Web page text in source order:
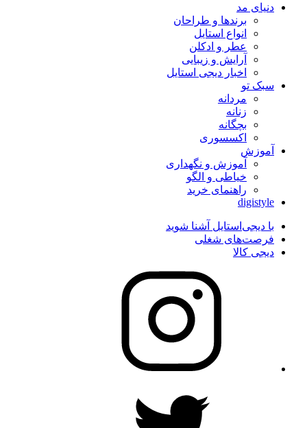
دنیای مد
برندها و طراحان
انواع استایل
عطر و ادکلن
آرایش و زیبایی
اخبار دیجی استایل
سبک تو
مردانه
زنانه
بچگانه
اکسسوری
آموزش
آموزش و نگهداری
خیاطی و الگو
راهنمای خرید
digistyle
با دیجی‌استایل آشنا شوید
فرصت‌های شغلی
دیجی کالا